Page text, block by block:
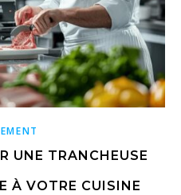
UNE TRANCHEUSE
À VOTRE CUISINE